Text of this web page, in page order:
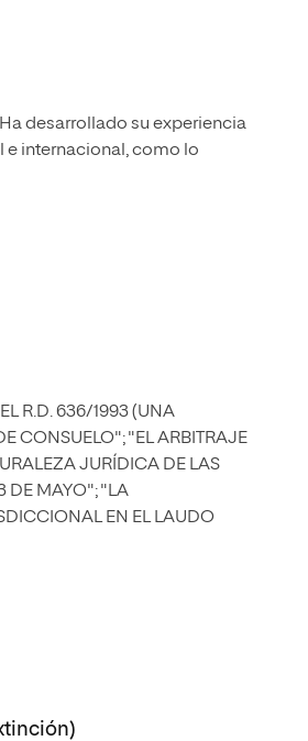
desarrollado su experiencia
e internacional, como lo
R.D. 636/1993 (UNA
CONSUELO"; "EL ARBITRAJE
JURÍDICA DE LAS
DE MAYO"; "LA
EN EL LAUDO